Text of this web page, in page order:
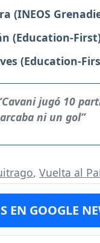
(INEOS
(Education-First):
(Education-
, Vuelta al
EN GOOGLE